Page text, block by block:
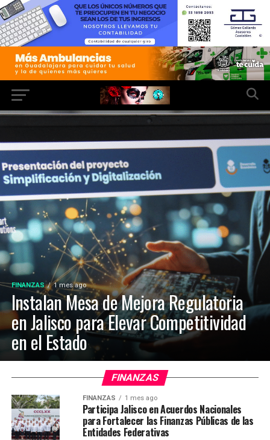
FINANZAS 1 mes ago
Instalan Mesa de Mejora Regulatoria
en Jalisco para Elevar Competitividad
en el Estado
FINANZAS
FINANZAS 1 mes ago
Participa Jalisco en Acuerdos Nacionales
para Fortalecer las Finanzas Públicas de las
Entidades Federativas